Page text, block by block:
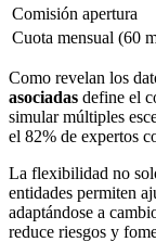
Comisión apertura
Cuota mensual (60
Como revelan los
asociadas define el
simular múltiples
el 82% de expertos
La flexibilidad no
entidades permiten
adaptándose a
reduce riesgos y